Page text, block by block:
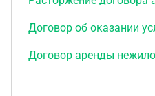
Договор об оказании
Договор аренды